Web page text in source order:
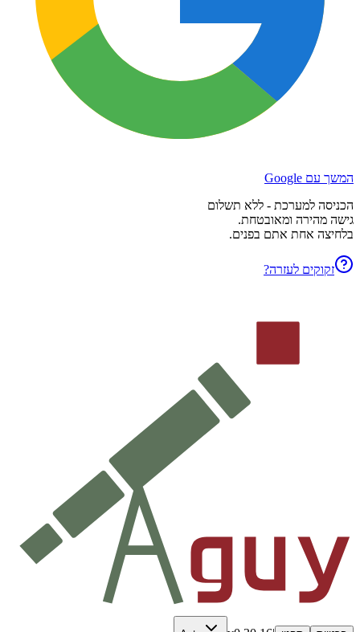
המשך עם Google
הכניסה למערכת - ללא תשלום
גישה מהירה ומאובטחת.
בלחיצה אחת אתם בפנים.
זקוקים לעזרה?